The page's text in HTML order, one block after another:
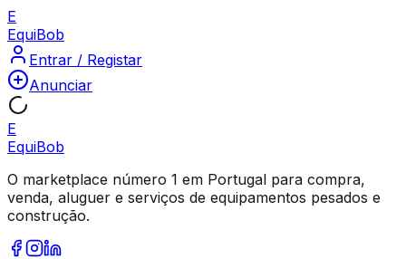
E
EquiBob
Entrar / Registar
Anunciar
E
EquiBob
O marketplace número 1 em Portugal para compra,
venda, aluguer e serviços de equipamentos pesados e
construção.